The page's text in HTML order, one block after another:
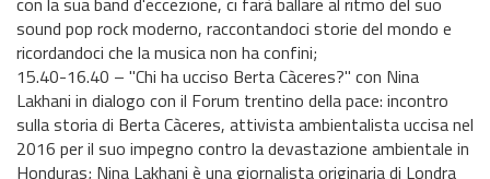
sound pop rock moderno, raccontandoci storie del mondo e
ricordandoci che la musica non ha confini;
15.40-16.40 – "Chi ha ucciso Berta Càceres?" con Nina
Lakhani in dialogo con il Forum trentino della pace: incontro
sulla storia di Berta Càceres, attivista ambientalista uccisa nel
2016 per il suo impegno contro la devastazione ambientale in
Honduras; Nina Lakhani è una giornalista originaria di Londra